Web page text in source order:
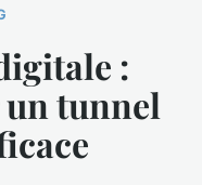
:
tunnel